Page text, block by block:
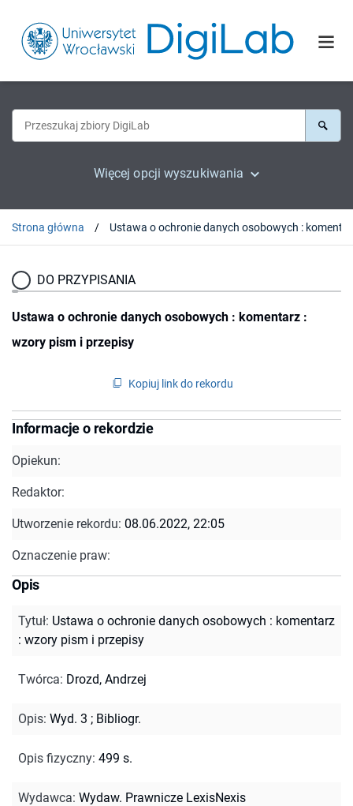
Więcej opcji wyszukiwania
Strona główna
DO PRZYPISANIA
Ustawa o ochronie danych osobowych : komentarz :
wzory pism i przepisy
Kopiuj link do rekordu
Informacje o rekordzie
Opiekun:
Redaktor:
Utworzenie rekordu: 08.06.2022, 22:05
Oznaczenie praw:
Opis
Tytuł: Ustawa o ochronie danych osobowych : komentarz
: wzory pism i przepisy
Twórca: Drozd, Andrzej
Opis: Wyd. 3 ; Bibliogr.
Opis fizyczny: 499 s.
Wydawca: Wydaw. Prawnicze LexisNexis